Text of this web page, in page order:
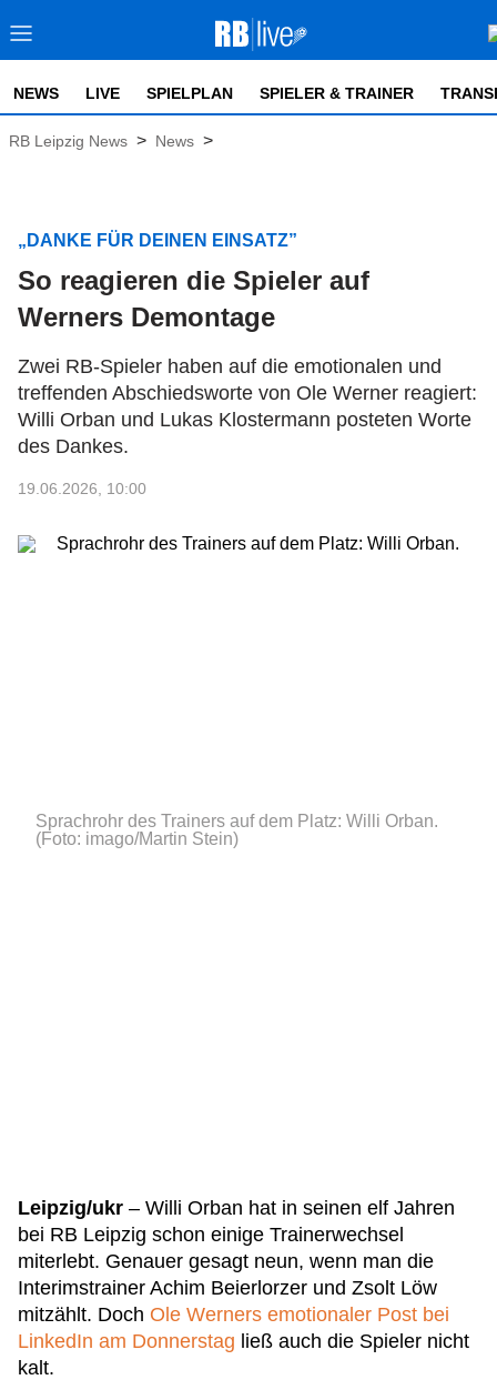
NEWS LIVE SPIELPLAN SPIELER & TRAINER
RB Leipzig News > News >
„DANKE FÜR DEINEN EINSATZ”
So reagieren die Spieler auf
Werners Demontage
Zwei RB-Spieler haben auf die emotionalen und
treffenden Abschiedsworte von Ole Werner reagiert:
Willi Orban und Lukas Klostermann posteten Worte
des Dankes.
19.06.2026, 10:00
Sprachrohr des Trainers auf dem Platz: Willi Orban.
(Foto: imago/Martin Stein)
Leipzig/ukr – Willi Orban hat in seinen elf Jahren
bei RB Leipzig schon einige Trainerwechsel
miterlebt. Genauer gesagt neun, wenn man die
Interimstrainer Achim Beierlorzer und Zsolt Löw
mitzählt. Doch Ole Werners emotionaler Post bei
LinkedIn am Donnerstag ließ auch die Spieler nicht
kalt.